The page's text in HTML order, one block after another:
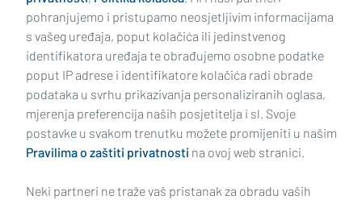
Impressum Uvjeti korištenja Politika privatnosti
Politika kolačića Kontakt Pritužbe Suradnici
Oglašavanje
pohranjujemo i pristupamo neosjetljivim informacijama
s vašeg uređaja, poput kolačića ili jedinstvenog
identifikatora uređaja te obrađujemo osobne podatke
poput IP adrese i identifikatore kolačića radi obrade
podataka u svrhu prikazivanja personaliziranih oglasa,
mjerenja preferencija naših posjetitelja i sl. Svoje
postavke u svakom trenutku možete promijeniti u našim
Pravilima o zaštiti privatnosti na ovoj web stranici.
Neki partneri ne traže vaš pristanak za obradu vaših